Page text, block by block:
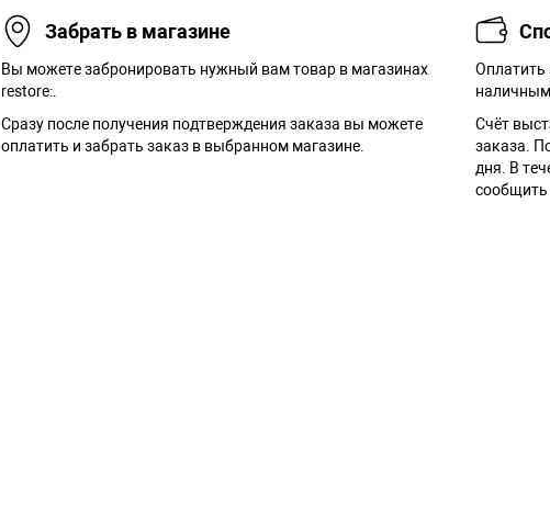
Забрать в магазине
Вы можете забронировать нужный вам товар в магазинах
restore:.
Сразу после получения подтверждения заказа вы можете
оплатить и забрать заказ в выбранном магазине.
Оплатить
Cчёт
заказа.
дня. В
сообщить